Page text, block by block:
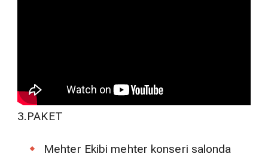
3.PAKET
Mehter Ekibi mehter konseri salonda